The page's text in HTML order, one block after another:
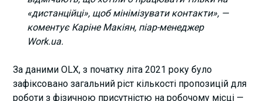
«дистанційці», щоб мінімізувати контакти», —
коментує Каріне Макіян, піар-менеджер
Work.ua.
За даними OLX, з початку літа 2021 року було
зафіксовано загальний ріст кількості пропозицій для
роботи з фізичною присутністю на робочому місці —